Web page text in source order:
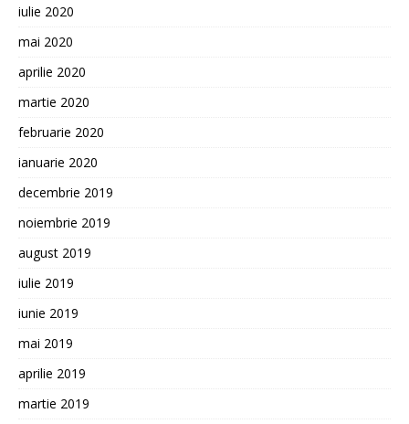
iulie 2020
mai 2020
aprilie 2020
martie 2020
februarie 2020
ianuarie 2020
decembrie 2019
noiembrie 2019
august 2019
iulie 2019
iunie 2019
mai 2019
aprilie 2019
martie 2019